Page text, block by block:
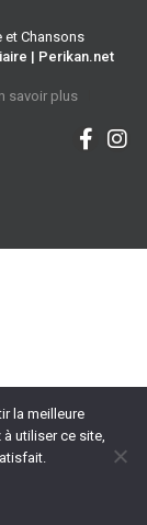
et Chansons
| Perikan.net
savoir plus
la meilleure
utiliser ce site,